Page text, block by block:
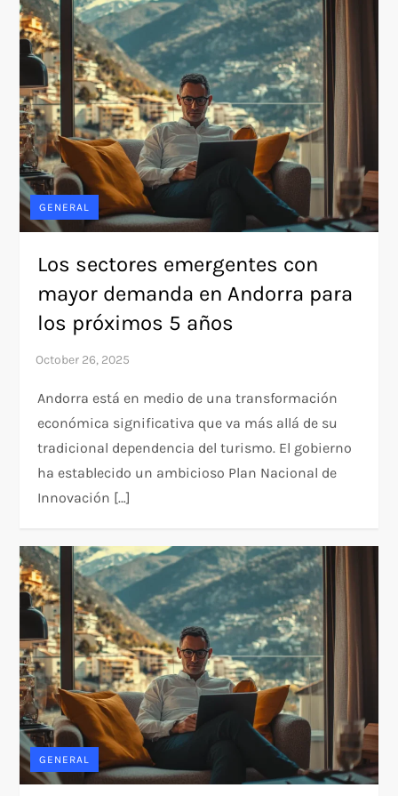
GENERAL
Los sectores emergentes con
mayor demanda en Andorra para
los próximos 5 años
Andorra está en medio de una transformación
económica significativa que va más allá de su
tradicional dependencia del turismo. El gobierno
ha establecido un ambicioso Plan Nacional de
Innovación […]
GENERAL